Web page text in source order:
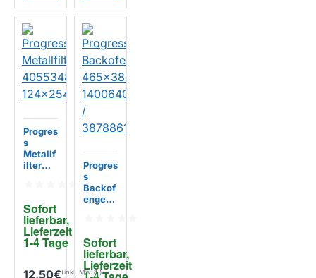
Sofort
lieferbar,
Lieferzeit
1-4 Tage
Progres
s
Metallf
ilter
4x8m
m
12,50€
Sofort
lieferbar,
Lieferzeit
Progres
s
Backof
engest
14006
40060
12 /